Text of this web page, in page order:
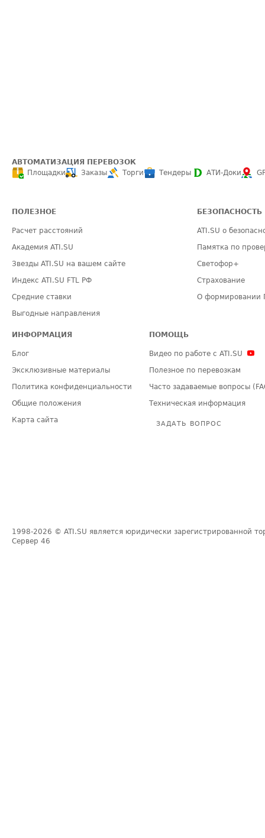
АВТОМАТИЗАЦИЯ ПЕРЕВОЗОК
Площадки
Заказы Торги Тендеры АТИ-Доки
ПОЛЕЗНОЕ
Расчет расстояний
Академия ATI.SU
Звезды ATI.SU на вашем сайте
Индекс ATI.SU FTL РФ
Средние ставки
Выгодные направления
БЕЗОПАСНОСТЬ
ATI.SU о
Памятка по
Светофор+
Страхование
О формировании
ИНФОРМАЦИЯ
Блог
Эксклюзивные материалы
Политика конфиденциальности
Общие положения
Карта сайта
ПОМОЩЬ
Видео по работе с ATI.SU
Полезное по перевозкам
Часто задаваемые вопросы
Техническая информация
ЗАДАТЬ ВОПРОС
1998-2026 © ATI.SU является юридически зарегистрированной
Сервер 46